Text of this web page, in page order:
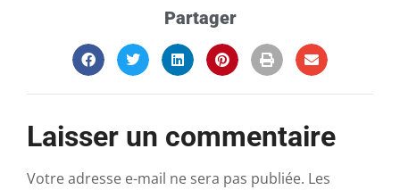
Partager
Laisser un commentaire
Votre adresse e-mail ne sera pas publiée. Les